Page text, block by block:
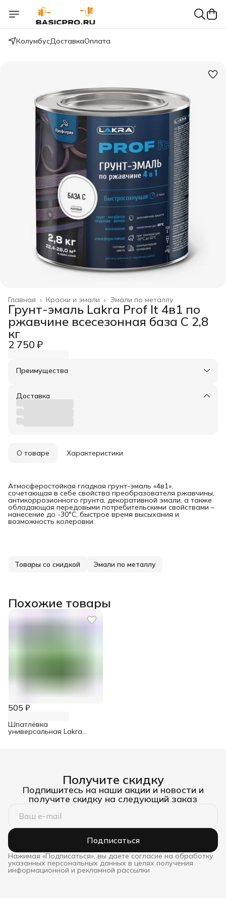
КолумбусДоставкаОплата
Эмали по металлу
Краски и эмали ›
Главная ›
Грунт-эмаль Lakra Prof It 4в1 по
ржавчине всесезонная база С 2,8
кг
2 750 ₽
Преимущества
Оплата частями в Сплит
Удобный возврат
Доставка
О товаре Характеристики
Атмосферостойкая гладкая грунт-эмаль «4в1»,
сочетающая в себе свойства преобразователя ржавчины,
антикоррозионного грунта, декоративной эмали, а также
обладающая передовыми потребительскими свойствами –
нанесение до -30°С, быстрое время высыхания и
возможность колеровки.
Товары со скидкой Эмали по металлу
Похожие товары
505 ₽
Шпатлёвка
универсальная Lakra
Получите скидку
Подпишитесь на наши акции и новости и
получите скидку на следующий заказ
Подписаться
Нажимая «Подписаться», вы даете согласие на обработку
указанных персональных данных в целях получения
информационной и рекламной рассылки